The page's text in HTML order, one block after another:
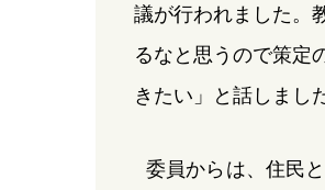
議が行われました。
るなと思うので策定
きたい」と話しまし
委員からは、住民